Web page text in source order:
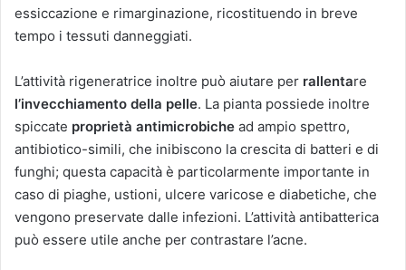
essiccazione e rimarginazione, ricostituendo in breve
tempo i tessuti danneggiati.
L’attività rigeneratrice inoltre può aiutare per rallentare
l’invecchiamento della pelle. La pianta possiede inoltre
spiccate proprietà antimicrobiche ad ampio spettro,
antibiotico-simili, che inibiscono la crescita di batteri e di
funghi; questa capacità è particolarmente importante in
caso di piaghe, ustioni, ulcere varicose e diabetiche, che
vengono preservate dalle infezioni. L’attività antibatterica
può essere utile anche per contrastare l’acne.